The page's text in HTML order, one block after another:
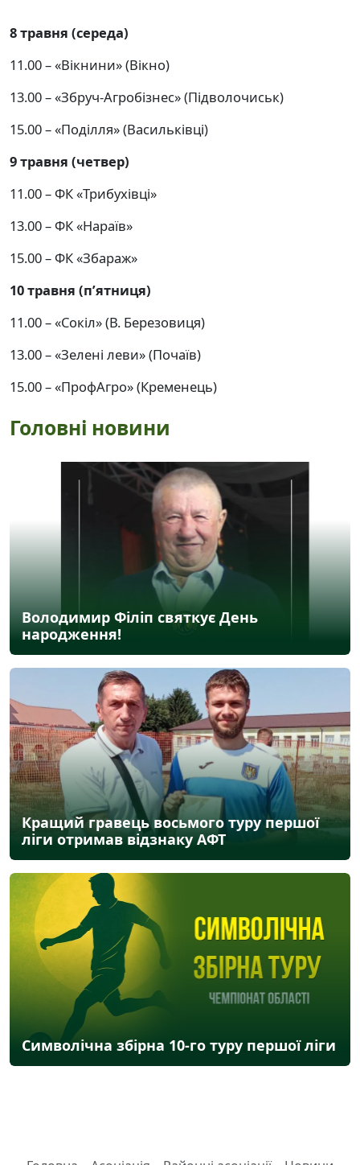
8 травня (середа)
11.00 – «Вікнини» (Вікно)
13.00 – «Збруч-Агробізнес» (Підволочиськ)
15.00 – «Поділля» (Васильківці)
9 травня (четвер)
11.00 – ФК «Трибухівці»
13.00 – ФК «Нараїв»
15.00 – ФК «Збараж»
10 травня (п’ятниця)
11.00 – «Сокіл» (В. Березовиця)
13.00 – «Зелені леви» (Почаїв)
15.00 – «ПрофАгро» (Кременець)
Головні новини
Володимир Філіп святкує День
народження!
Кращий гравець восьмого туру першої
ліги отримав відзнаку АФТ
Символічна збірна 10-го туру першої ліги